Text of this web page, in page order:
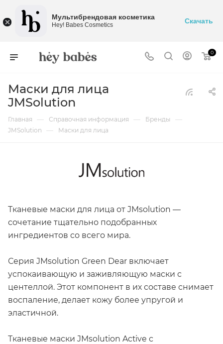
0
Маски для лица
JMSolution
Главная — Справочная информация — Бренды —
JMSolution — Маски для лица
Тканевые маски для лица от JMsolution —
сочетание тщательно подобранных
ингредиентов со всего мира.
Серия JMsolution Green Dear включает
успокаивающую и заживляющую маски с
центеллой. Этот компонент в их составе снимает
воспаление, делает кожу более упругой и
эластичной.
Тканевые маски JMsolution Active с
Мультибрендовая косметика
Hey! Babes Cosmetics Скачать